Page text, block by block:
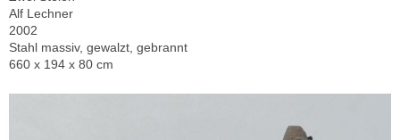
Alf Lechner
2002
Stahl massiv, gewalzt, gebrannt
660 x 194 x 80 cm